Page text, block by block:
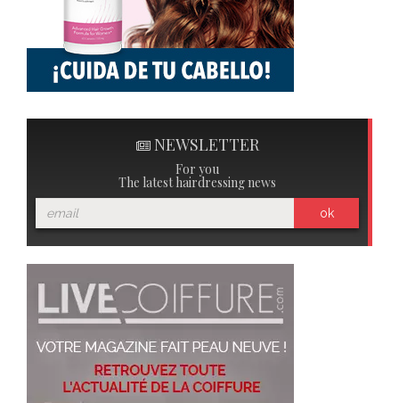
NEWSLETTER
For you
The latest hairdressing news
ok